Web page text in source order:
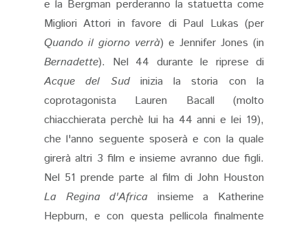
e la Bergman perderanno la statuetta come
Migliori Attori in favore di Paul Lukas (per
Quando il giorno verrà) e Jennifer Jones (in
Bernadette). Nel 44 durante le riprese di
Acque del Sudinizia la storia con la
coprotagonista Lauren Bacall (molto
chiacchierata perchè lui ha 44 anni e lei 19),
che l'anno seguente sposerà e con la quale
girerà altri 3 film e insieme avranno due figli.
Nel 51 prende parte al film di John Houston
La Regina d'Africa insieme a Katherine
Hepburn, e con questa pellicola finalmente